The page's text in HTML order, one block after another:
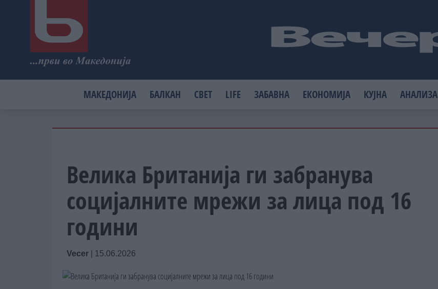
МАКЕДОНИЈА БАЛКАН СВЕТ LIFE ЗАБАВНА ЕКОНОМИЈА КУЈНА АНАЛИЗА
Велика Британија ги забранува
социјалните мрежи за лица под 16
години
Vecer 15.06.2026